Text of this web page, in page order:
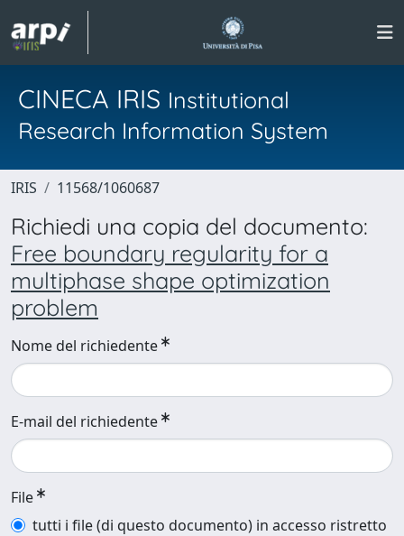
CINECA IRIS Institutional
Research Information System
IRIS 11568/1060687
Richiedi una copia del documento:
Free boundary regularity for a
multiphase shape optimization
problem
Nome del richiedente
E-mail del richiedente
File
tutti i file (di questo documento) in accesso ristretto